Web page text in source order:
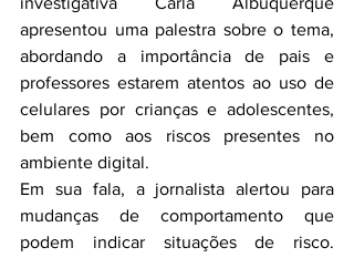
apresentou uma palestra sobre o tema,
abordando a importância de pais e
professores estarem atentos ao uso de
celulares por crianças e adolescentes,
bem como aos riscos presentes no
ambiente digital.
Em sua fala, a jornalista alertou para
mudanças de comportamento que
podem indicar situações de risco.